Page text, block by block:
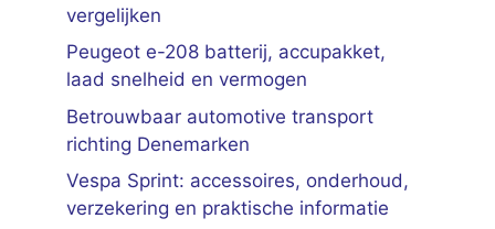
vergelijken
Peugeot e-208 batterij, accupakket,
laad snelheid en vermogen
Betrouwbaar automotive transport
richting Denemarken
Vespa Sprint: accessoires, onderhoud,
verzekering en praktische informatie